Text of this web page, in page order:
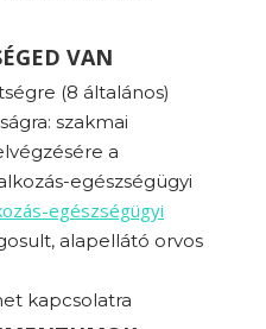
VAN
(8 általános)
szakmai
a
egészségügyi
egészségügyi
alapellátó orvos
kapcsolatra